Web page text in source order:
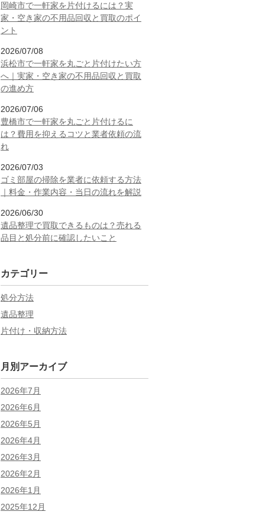
岡崎市で一軒家を片付けるには？実
家・空き家の不用品回収と買取のポイ
ント
2026/07/08
浜松市で一軒家を丸ごと片付けたい方
へ｜実家・空き家の不用品回収と買取
の進め方
2026/07/06
豊橋市で一軒家を丸ごと片付けるに
は？費用を抑えるコツと業者依頼の流
れ
2026/07/03
ゴミ部屋の掃除を業者に依頼する方法
｜料金・作業内容・当日の流れを解説
2026/06/30
遺品整理で買取できるものは？売れる
品目と処分前に確認したいこと
カテゴリー
処分方法
遺品整理
片付け・収納方法
月別アーカイブ
2026年7月
2026年6月
2026年5月
2026年4月
2026年3月
2026年2月
2026年1月
2025年12月